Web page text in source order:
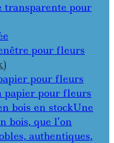
transparente pour
pour fleurs
pour fleurs
papier pour fleurs
bois en stockUne
bois, que l’on
authentiques,